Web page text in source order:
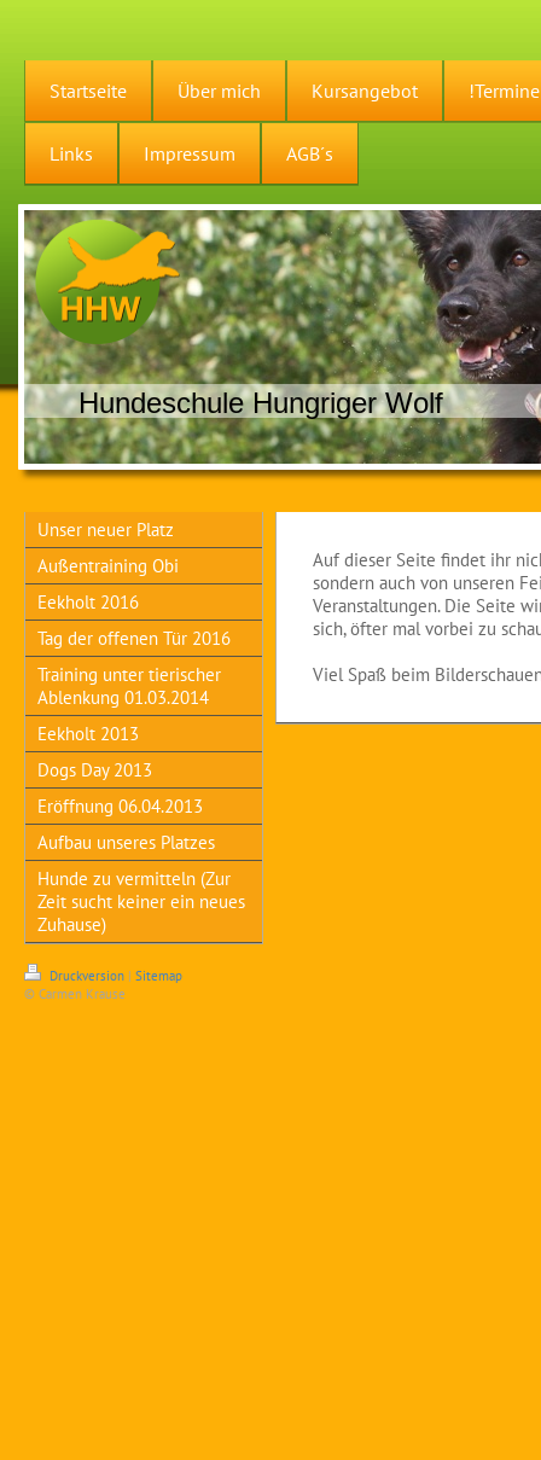
Startseite Über mich Kursangebot
Links Impressum AGB´s
Hundeschule Hungriger Wolf
Unser neuer Platz
Außentraining Obi
Eekholt 2016
Tag der offenen Tür 2016
Training unter tierischer
Ablenkung 01.03.2014
Eekholt 2013
Dogs Day 2013
Eröffnung 06.04.2013
Aufbau unseres Platzes
Hunde zu vermitteln (Zur
Zeit sucht keiner ein neues
Zuhause)
Auf dieser Seite findet ihr
sondern auch von unseren
Veranstaltungen. Die Seite
sich, öfter mal vorbei zu
Viel Spaß beim
Druckversion | Sitemap
© Carmen Krause